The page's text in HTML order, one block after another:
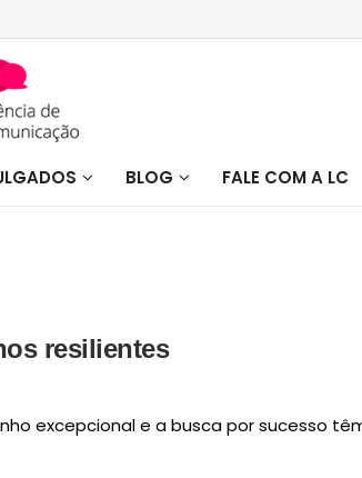
BLOG FALE COM A LC
resilientes
excepcional e a busca por sucesso